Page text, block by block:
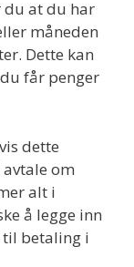
du at du har
måneden
Dette kan
får penger
dette
om
alt i
å legge inn
betaling i